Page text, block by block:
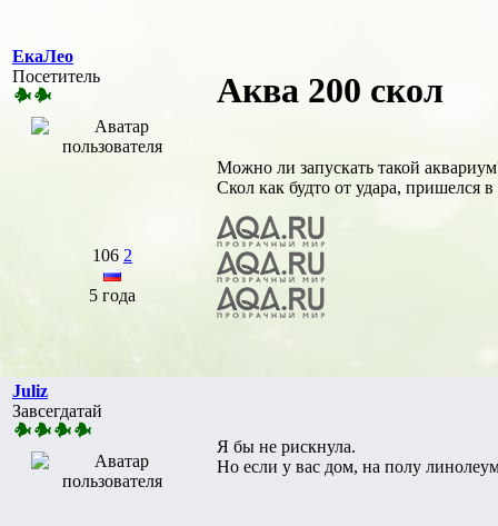
ЕкаЛео
Посетитель
106 2
5 года
Аква 200 скол
Можно ли запускать такой
Скол как будто от удара, пришелся
Juliz
Завсегдатай
Я бы не рискнула.
Но если у вас дом, на полу